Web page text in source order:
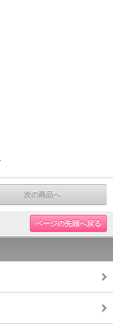
次の商品へ
ページの先頭へ戻る